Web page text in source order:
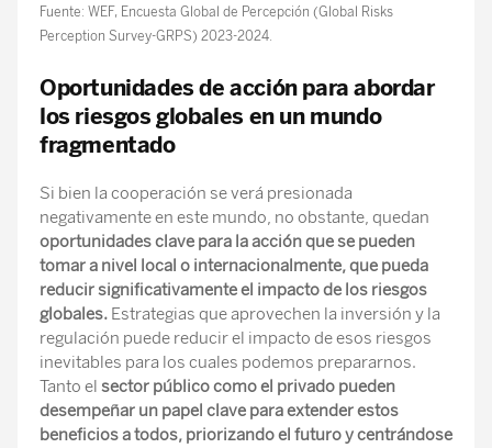
Fuente: WEF, Encuesta Global de Percepción (Global Risks
Perception Survey-GRPS) 2023-2024.
Oportunidades de acción para abordar
los riesgos globales en un mundo
fragmentado
Si bien la cooperación se verá presionada
negativamente en este mundo, no obstante, quedan
oportunidades clave para la acción que se pueden
tomar a nivel local o internacionalmente, que pueda
reducir significativamente el impacto de los riesgos
globales. Estrategias que aprovechen la inversión y la
regulación puede reducir el impacto de esos riesgos
inevitables para los cuales podemos prepararnos.
Tanto el sector público como el privado pueden
desempeñar un papel clave para extender estos
beneficios a todos, priorizando el futuro y centrándose